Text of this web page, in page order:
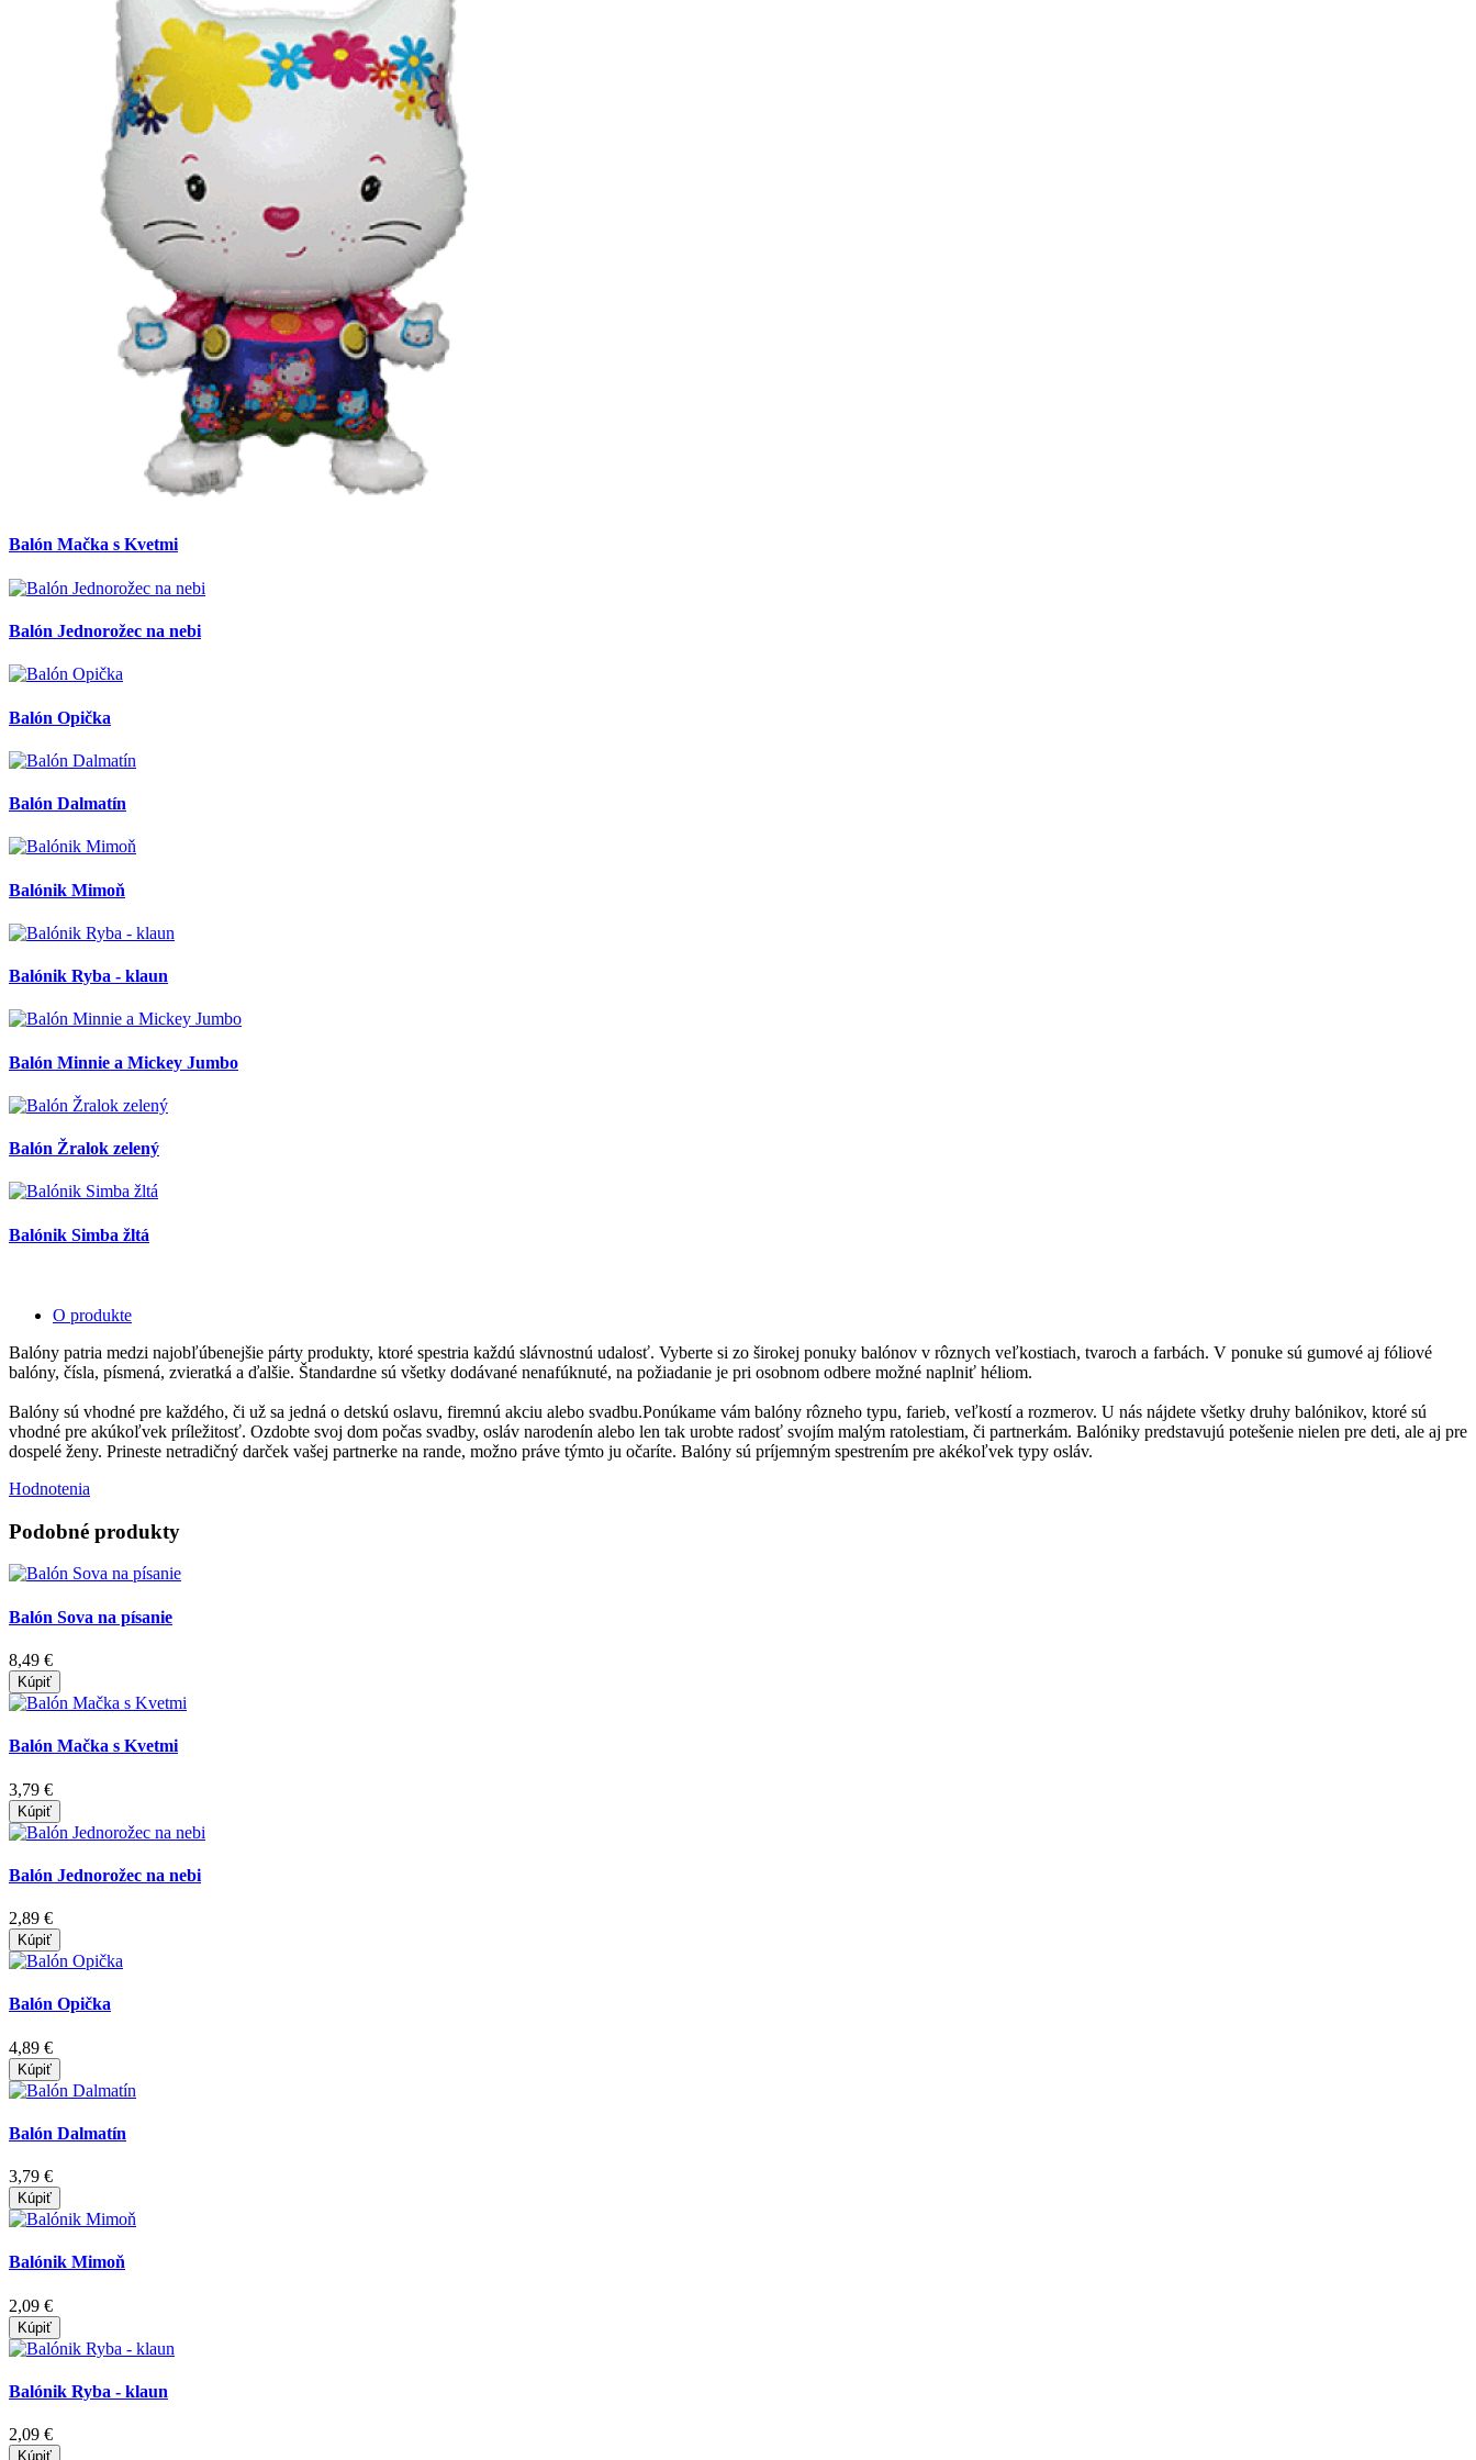
Balón Mačka s Kvetmi
Balón Jednorožec na nebi
Balón Opička
Balón Dalmatín
Balónik Mimoň
Balónik Ryba - klaun
Balón Minnie a Mickey Jumbo
Balón Žralok zelený
Balónik Simba žltá
O produkte
Balóny patria medzi najobľúbenejšie párty produkty, ktoré spestria každú slávnostnú udalosť. Vyberte si zo širokej ponuky balónov v rôznych veľkostiach, tvaroch a farbách. V ponuke sú gumové aj fóliové
balóny, čísla, písmená, zvieratká a ďalšie. Štandardne sú všetky dodávané nenafúknuté, na požiadanie je pri osobnom odbere možné naplniť héliom.
Balóny sú vhodné pre každého, či už sa jedná o detskú oslavu, firemnú akciu alebo svadbu.Ponúkame vám balóny rôzneho typu, farieb, veľkostí a rozmerov. U nás nájdete všetky druhy balónikov, ktoré sú
vhodné pre akúkoľvek príležitosť. Ozdobte svoj dom počas svadby, osláv narodenín alebo len tak urobte radosť svojím malým ratolestiam, či partnerkám. Balóniky predstavujú potešenie nielen pre deti, ale aj pre
dospelé ženy. Prineste netradičný darček vašej partnerke na rande, možno práve týmto ju očaríte. Balóny sú príjemným spestrením pre akékoľvek typy osláv.
Hodnotenia
Podobné produkty
Balón Sova na písanie
8,49 €
Kúpiť
Balón Mačka s Kvetmi
3,79 €
Kúpiť
Balón Jednorožec na nebi
2,89 €
Kúpiť
Balón Opička
4,89 €
Kúpiť
Balón Dalmatín
3,79 €
Kúpiť
Balónik Mimoň
2,09 €
Kúpiť
Balónik Ryba - klaun
2,09 €
Kúpiť